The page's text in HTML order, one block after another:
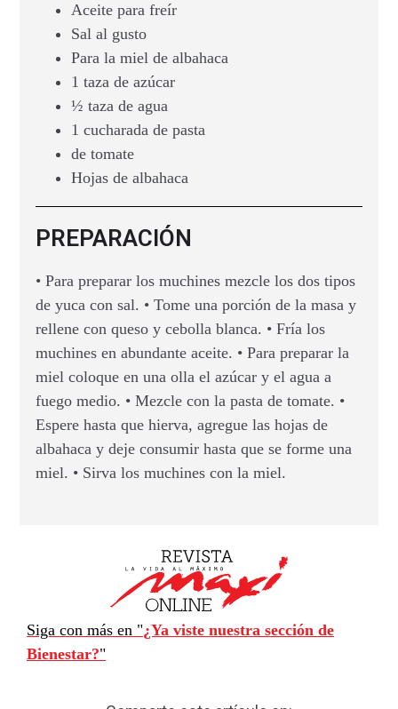
Aceite para freír
Sal al gusto
Para la miel de albahaca
1 taza de azúcar
½ taza de agua
1 cucharada de pasta
de tomate
Hojas de albahaca
PREPARACIÓN
• Para preparar los muchines mezcle los dos tipos
de yuca con sal. • Tome una porción de la masa y
rellene con queso y cebolla blanca. • Fría los
muchines en abundante aceite. • Para preparar la
miel coloque en una olla el azúcar y el agua a
fuego medio. • Mezcle con la pasta de tomate. •
Espere hasta que hierva, agregue las hojas de
albahaca y deje consumir hasta que se forme una
miel. • Sirva los muchines con la miel.
Siga con más en "¿Ya viste nuestra sección de
Bienestar?"